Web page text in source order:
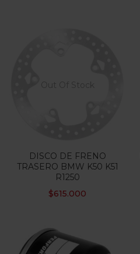
DISCO DE FRENO
TRASERO BMW K50 K51
R1250
$615.000